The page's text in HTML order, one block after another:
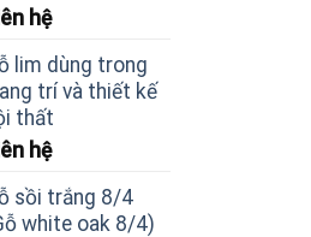
hệ
lim dùng trong
trí và thiết kế
thất
hệ
sồi trắng 8/4
white oak 8/4)